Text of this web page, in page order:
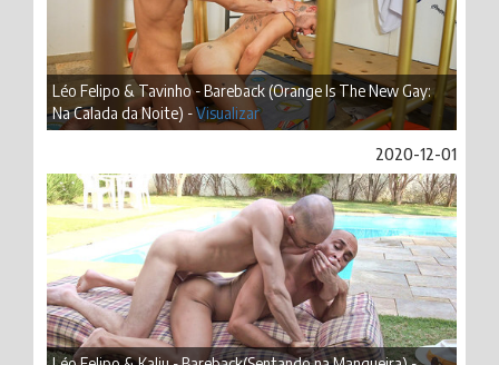
Léo Felipo & Tavinho - Bareback (Orange Is The New Gay:
Na Calada da Noite) -Visualizar
2020-12-01